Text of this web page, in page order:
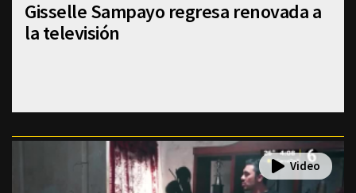
Gisselle Sampayo regresa renovada a
la televisión